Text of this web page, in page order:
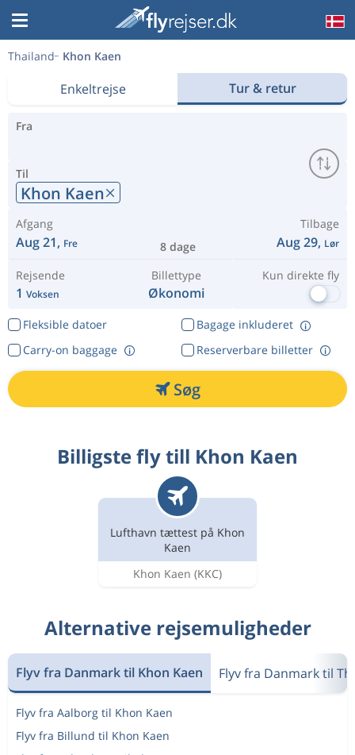
Thailand Khon Kaen
Enkeltrejse Tur & retur
Fra
Til
Khon Kaen
Afgang
Aug 21, Fre 8 dage
Tilbage
Aug 29, Lør
Rejsende
1 Voksen
Billettype
Økonomi
Kun direkte fly
Fleksible datoer
Bagage inkluderet
Reserverbare billetter
Carry-on baggage
Søg
Billigste fly till Khon Kaen
Lufthavn tættest på Khon
Kaen
Khon Kaen (KKC)
Alternative rejsemuligheder
Flyv fra Danmark til Khon Kaen Flyv fra Danmark til
Flyv fra Aalborg til Khon Kaen
Flyv fra Billund til Khon Kaen